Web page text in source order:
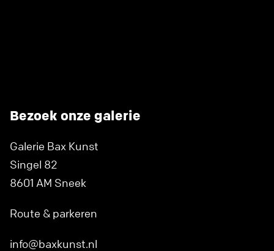
Bezoek onze galerie
Galerie Bax Kunst
Singel 82
8601 AM Sneek
Route & parkeren
info@baxkunst.nl